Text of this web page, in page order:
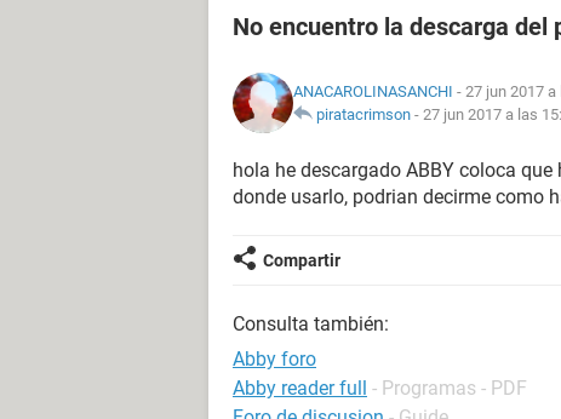
No encuentro la descarga del
ANACAROLINASANCHI - 27 jun 2017 a
piratacrimson - 27 jun 2017 a las
hola he descargado ABBY coloca
donde usarlo, podrian decirme como
Compartir
Consulta también:
Abby foro
Abby reader full - Programas - PDF